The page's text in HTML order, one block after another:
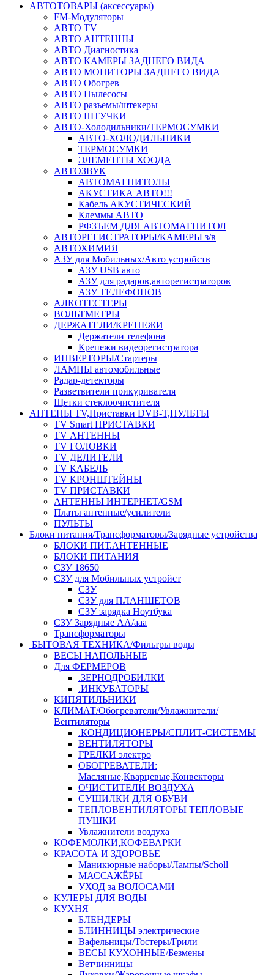
АВТОТОВАРЫ (аксессуары)
FM-Модуляторы
АВТО TV
АВТО АНТЕННЫ
АВТО Диагностика
АВТО КАМЕРЫ ЗАДНЕГО ВИДА
АВТО МОНИТОРЫ ЗАДНЕГО ВИДА
АВТО Обогрев
АВТО Пылесосы
АВТО разъемы/штекеры
АВТО ШТУЧКИ
АВТО-Холодильники/ТЕРМОСУМКИ
АВТО-ХОЛОДИЛЬНИКИ
ТЕРМОСУМКИ
ЭЛЕМЕНТЫ ХООДА
АВТОЗВУК
АВТОМАГНИТОЛЫ
АКУСТИКА АВТО!!!
Кабель АКУСТИЧЕСКИЙ
Клеммы АВТО
РФЗЪЕМ ДЛЯ АВТОМАГНИТОЛ
АВТОРЕГИСТРАТОРЫ/КАМЕРЫ з/в
АВТОХИМИЯ
АЗУ для Мобильных/Авто устройств
АЗУ USB авто
АЗУ для радаров,авторегистраторов
АЗУ ТЕЛЕФОНОВ
АЛКОТЕСТЕРЫ
ВОЛЬТМЕТРЫ
ДЕРЖАТЕЛИ/КРЕПЕЖИ
Держатели телефона
Крепежи видеорегистратора
ИНВЕРТОРЫ/Стартеры
ЛАМПЫ автомобильные
Радар-детекторы
Разветвители прикуривателя
Щетки стеклоочистителя
АНТЕНЫ ТV,Приставки DVB-T,ПУЛЬТЫ
TV Smart ПРИСТАВКИ
TV АНТЕННЫ
TV ГОЛОВКИ
TV ДЕЛИТЕЛИ
TV КАБЕЛЬ
TV КРОНШТЕЙНЫ
TV ПРИСТАВКИ
АНТЕННЫ ИНТЕРНЕТ/GSM
Платы антенные/усилители
ПУЛЬТЫ
Блоки питания/Трансформаторы/Зарядные устройства
БЛОКИ ПИТ.АНТЕННЫЕ
БЛОКИ ПИТАНИЯ
СЗУ 18650
СЗУ для Мобильных устройст
СЗУ
СЗУ для ПЛАНШЕТОВ
СЗУ зарядка Ноутбука
СЗУ Зарядные АА/ааа
Трансформаторы
БЫТОВАЯ ТЕХНИКА/Фильтры воды
ВЕСЫ НАПОЛЬНЫЕ
Для ФЕРМЕРОВ
.ЗЕРНОДРОБИЛКИ
.ИНКУБАТОРЫ
КИПЯТИЛЬНИКИ
КЛИМАТ/Обогреватели/Увлажнители/
Вентиляторы
.КОНДИЦИОНЕРЫ/СПЛИТ-СИСТЕМЫ
ВЕНТИЛЯТОРЫ
ГРЕЛКИ электро
ОБОГРЕВАТЕЛИ:
Масляные,Кварцевые,Конвекторы
ОЧИСТИТЕЛИ ВОЗДУХА
СУШИЛКИ ДЛЯ ОБУВИ
ТЕПЛОВЕНТИЛЯТОРЫ ТЕПЛОВЫЕ
ПУШКИ
Увлажнители воздуха
КОФЕМОЛКИ,КОФЕВАРКИ
КРАСОТА И ЗДОРОВЬЕ
Маникюрные наборы/Лампы/Scholl
МАССАЖЁРЫ
УХОД за ВОЛОСАМИ
КУЛЕРЫ ДЛЯ ВОДЫ
КУХНЯ
БЛЕНДЕРЫ
БЛИННИЦЫ электрические
Вафельницы/Тостеры/Грили
ВЕСЫ КУХОННЫЕ/Безмены
Ветчинницы